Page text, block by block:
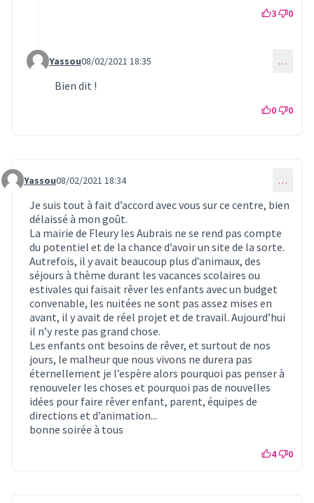
3 0
Commentaire 254 (réponse au commentaire 249)
Yassou08/02/2021 18:35 …
Bien dit !
0 0
Commentaire 252
Yassou08/02/2021 18:34 …
Je suis tout à fait d’accord avec vous sur ce centre, bien
délaissé à mon goût.
La mairie de Fleury les Aubrais ne se rend pas compte
du potentiel et de la chance d’avoir un site de la sorte.
Autrefois, il y avait beaucoup plus d’animaux, des
séjours à thème durant les vacances scolaires ou
estivales qui faisait rêver les enfants avec un budget
convenable, les nuitées ne sont pas assez mises en
avant, il y avait de réel projet et de travail. Aujourd’hui
il n’y reste pas grand chose.
Les enfants ont besoins de rêver, et surtout de nos
jours, le malheur que nous vivons ne durera pas
éternellement je l’espère alors pourquoi pas penser à
renouveler les choses et pourquoi pas de nouvelles
idées pour faire rêver enfant, parent, équipes de
directions et d’animation...
bonne soirée à tous
4 0